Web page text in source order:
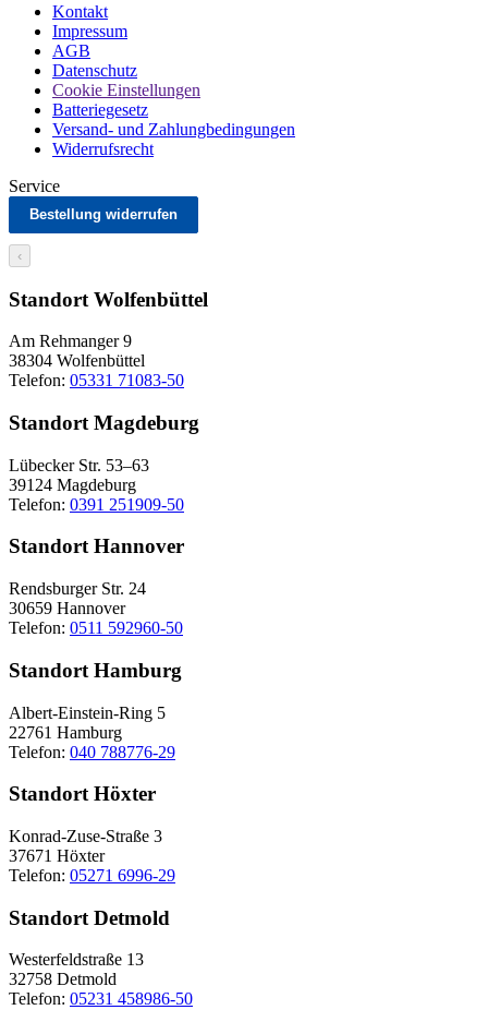
Kontakt
Impressum
AGB
Datenschutz
Cookie Einstellungen
Batteriegesetz
Versand- und Zahlungbedingungen
Widerrufsrecht
Service
Bestellung widerrufen
‹
Standort Wolfenbüttel
Am Rehmanger 9
38304 Wolfenbüttel
Telefon: 05331 71083-50
Standort Magdeburg
Lübecker Str. 53–63
39124 Magdeburg
Telefon: 0391 251909-50
Standort Hannover
Rendsburger Str. 24
30659 Hannover
Telefon: 0511 592960-50
Standort Hamburg
Albert-Einstein-Ring 5
22761 Hamburg
Telefon: 040 788776-29
Standort Höxter
Konrad-Zuse-Straße 3
37671 Höxter
Telefon: 05271 6996-29
Standort Detmold
Westerfeldstraße 13
32758 Detmold
Telefon: 05231 458986-50